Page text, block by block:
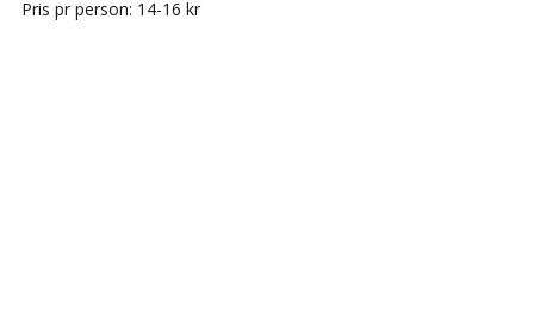
Pris pr person: 14-16 kr